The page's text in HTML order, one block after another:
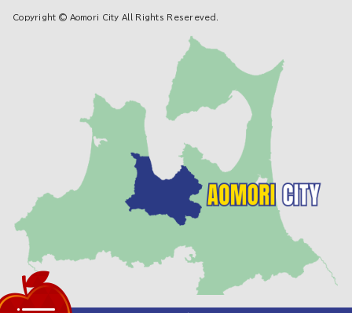
Copyright © Aomori City All Rights Resereved.